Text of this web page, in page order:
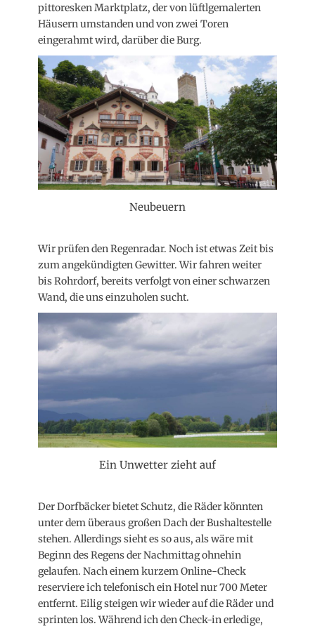
pittoresken Marktplatz, der von lüftlgemalerten
Häusern umstanden und von zwei Toren
eingerahmt wird, darüber die Burg.
Neubeuern
Wir prüfen den Regenradar. Noch ist etwas Zeit bis
zum angekündigten Gewitter. Wir fahren weiter
bis Rohrdorf, bereits verfolgt von einer schwarzen
Wand, die uns einzuholen sucht.
Ein Unwetter zieht auf
Der Dorfbäcker bietet Schutz, die Räder könnten
unter dem überaus großen Dach der Bushaltestelle
stehen. Allerdings sieht es so aus, als wäre mit
Beginn des Regens der Nachmittag ohnehin
gelaufen. Nach einem kurzem Online-Check
reserviere ich telefonisch ein Hotel nur 700 Meter
entfernt. Eilig steigen wir wieder auf die Räder und
sprinten los. Während ich den Check-in erledige,